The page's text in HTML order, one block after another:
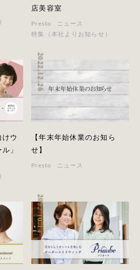
店美容室
Presto
ニュース
特集（本社よりお知らせ）
ウ
」
2022.12.26
【年末年始休業のお知ら
せ】
Presto ニュース
2022.10.14